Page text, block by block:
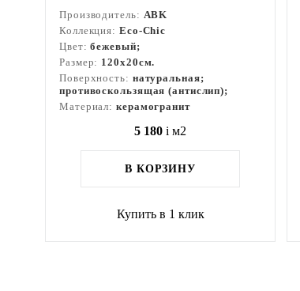
Производитель: ABK
Коллекция: Eco-Chic
Цвет:бежевый;
Размер: 120x20см.
Поверхность: натуральная;
противоскользящая (антислип);
Материал: керамогранит
5 180 i м2
В КОРЗИНУ
Купить в 1 клик